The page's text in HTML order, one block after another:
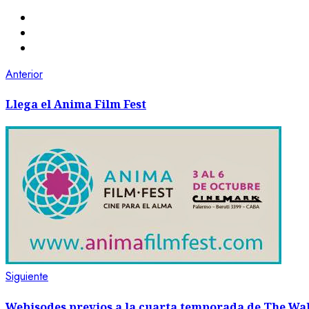
Anterior
Llega el Anima Film Fest
Siguiente